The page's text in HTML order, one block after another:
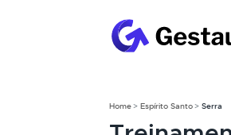
Home Espírito Santo Serra